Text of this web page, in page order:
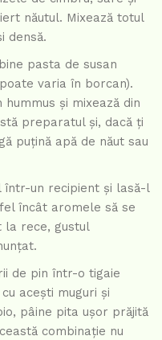
năutul. Mixează totul
densă.
pasta de susan
varia în borcan).
și mixează din
preparatul și, dacă ți
puțină apă de năut sau
într-un recipient și lasă-l
încât aromele să se
la rece, gustul
de pin într-o tigaie
acești muguri și
pâine pita ușor prăjită
combinație nu